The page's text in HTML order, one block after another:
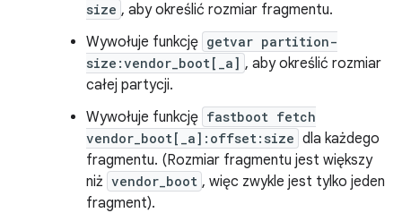
size , aby określić rozmiar fragmentu.
Wywołuje funkcję getvar partition-
size:vendor_boot[_a] , aby określić rozmiar
całej partycji.
Wywołuje funkcję fastboot fetch
vendor_boot[_a]:offset:size dla każdego
fragmentu. (Rozmiar fragmentu jest większy
niż vendor_boot , więc zwykle jest tylko jeden
fragment).